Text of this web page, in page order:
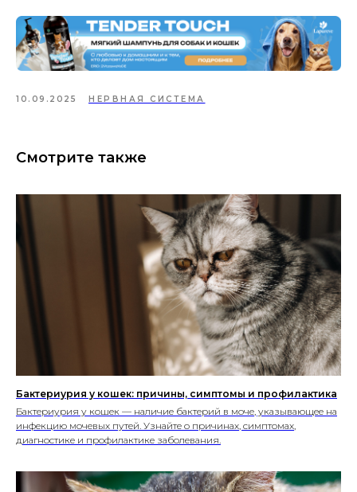
10.09.2025 НЕРВНАЯ СИСТЕМА
Смотрите также
Бактериурия у кошек: причины, симптомы и профилактика
Бактериурия у кошек — наличие бактерий в моче, указывающее на
инфекцию мочевых путей. Узнайте о причинах, симптомах,
диагностике и профилактике заболевания.